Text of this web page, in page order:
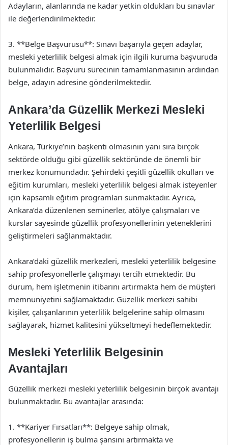
Adayların, alanlarında ne kadar yetkin oldukları bu sınavlar
ile değerlendirilmektedir.
3. **Belge Başvurusu**: Sınavı başarıyla geçen adaylar,
mesleki yeterlilik belgesi almak için ilgili kuruma başvuruda
bulunmalıdır. Başvuru sürecinin tamamlanmasının ardından
belge, adayın adresine gönderilmektedir.
Ankara’da Güzellik Merkezi Mesleki
Yeterlilik Belgesi
Ankara, Türkiye’nin başkenti olmasının yanı sıra birçok
sektörde olduğu gibi güzellik sektöründe de önemli bir
merkez konumundadır. Şehirdeki çeşitli güzellik okulları ve
eğitim kurumları, mesleki yeterlilik belgesi almak isteyenler
için kapsamlı eğitim programları sunmaktadır. Ayrıca,
Ankara’da düzenlenen seminerler, atölye çalışmaları ve
kurslar sayesinde güzellik profesyonellerinin yeteneklerini
geliştirmeleri sağlanmaktadır.
Ankara’daki güzellik merkezleri, mesleki yeterlilik belgesine
sahip profesyonellerle çalışmayı tercih etmektedir. Bu
durum, hem işletmenin itibarını artırmakta hem de müşteri
memnuniyetini sağlamaktadır. Güzellik merkezi sahibi
kişiler, çalışanlarının yeterlilik belgelerine sahip olmasını
sağlayarak, hizmet kalitesini yükseltmeyi hedeflemektedir.
Mesleki Yeterlilik Belgesinin
Avantajları
Güzellik merkezi mesleki yeterlilik belgesinin birçok avantajı
bulunmaktadır. Bu avantajlar arasında:
1. **Kariyer Fırsatları**: Belgeye sahip olmak,
profesyonellerin iş bulma şansını artırmakta ve